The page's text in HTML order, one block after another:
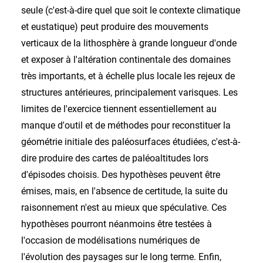
seule (c'est-à-dire quel que soit le contexte climatique
et eustatique) peut produire des mouvements
verticaux de la lithosphère à grande longueur d'onde
et exposer à l'altération continentale des domaines
très importants, et à échelle plus locale les rejeux de
structures antérieures, principalement varisques. Les
limites de l'exercice tiennent essentiellement au
manque d'outil et de méthodes pour reconstituer la
géométrie initiale des paléosurfaces étudiées, c'est-à-
dire produire des cartes de paléoaltitudes lors
d'épisodes choisis. Des hypothèses peuvent être
émises, mais, en l'absence de certitude, la suite du
raisonnement n'est au mieux que spéculative. Ces
hypothèses pourront néanmoins être testées à
l'occasion de modélisations numériques de
l'évolution des paysages sur le long terme. Enfin,